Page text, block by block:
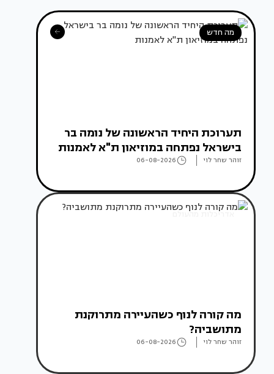
מה חדש
תערוכת היחיד הראשונה של נומה בר
בישראל נפתחה במוזיאון ת"א לאמנות
זוהר שחר לוי 06-08-2026
אדריכלות מהעולם
מה קורה לנוף כשהעיירה מתרוקנת
מתושביה?
זוהר שחר לוי 06-08-2026